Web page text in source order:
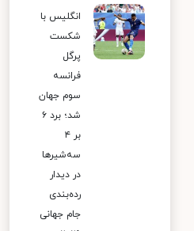
انگلیس با
شکست
پرگل
فرانسه
سوم جهان
شد؛ برد ۶
بر ۴
سه‌شیرها
در دیدار
رده‌بندی
جام جهانی